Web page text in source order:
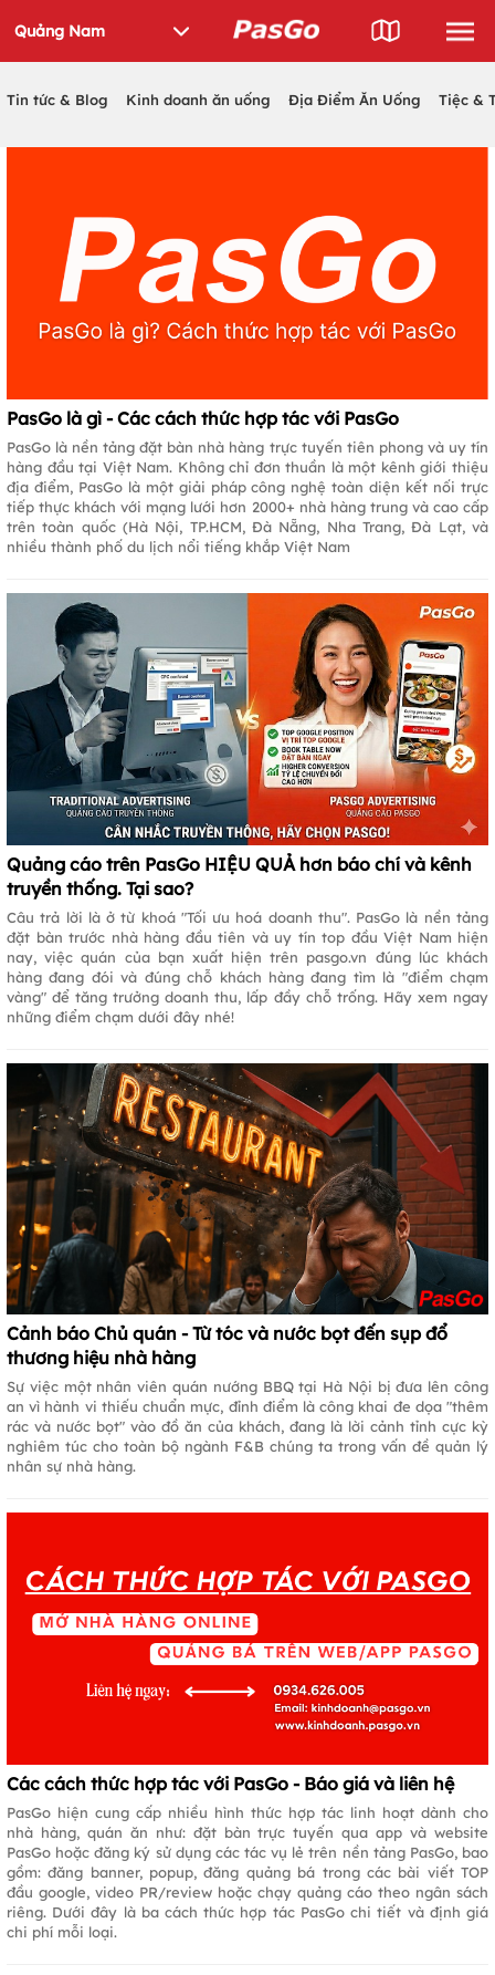
Tin tức & Blog Kinh doanh ăn uống Địa Điểm Ăn Uống Tiệc &
PasGo là gì - Các cách thức hợp tác với PasGo
PasGo là nền tảng đặt bàn nhà hàng trực tuyến tiên phong và uy tín
hàng đầu tại Việt Nam. Không chỉ đơn thuần là một kênh giới thiệu
địa điểm, PasGo là một giải pháp công nghệ toàn diện kết nối trực
tiếp thực khách với mạng lưới hơn 2000+ nhà hàng trung và cao cấp
trên toàn quốc (Hà Nội, TP.HCM, Đà Nẵng, Nha Trang, Đà Lạt, và
nhiều thành phố du lịch nổi tiếng khắp Việt Nam
Quảng cáo trên PasGo HIỆU QUẢ hơn báo chí và kênh
truyền thống. Tại sao?
Câu trả lời là ở từ khoá "Tối ưu hoá doanh thu". PasGo là nền tảng
đặt bàn trước nhà hàng đầu tiên và uy tín top đầu Việt Nam hiện
nay, việc quán của bạn xuất hiện trên pasgo.vn đúng lúc khách
hàng đang đói và đúng chỗ khách hàng đang tìm là "điểm chạm
vàng" để tăng trưởng doanh thu, lấp đầy chỗ trống. Hãy xem ngay
những điểm chạm dưới đây nhé!
Cảnh báo Chủ quán - Từ tóc và nước bọt đến sụp đổ
thương hiệu nhà hàng
Sự việc một nhân viên quán nướng BBQ tại Hà Nội bị đưa lên công
an vì hành vi thiếu chuẩn mực, đỉnh điểm là công khai đe dọa "thêm
rác và nước bọt" vào đồ ăn của khách, đang là lời cảnh tỉnh cực kỳ
nghiêm túc cho toàn bộ ngành F&B chúng ta trong vấn đề quản lý
nhân sự nhà hàng.
Các cách thức hợp tác với PasGo - Báo giá và liên hệ
PasGo hiện cung cấp nhiều hình thức hợp tác linh hoạt dành cho
nhà hàng, quán ăn như: đặt bàn trực tuyến qua app và website
PasGo hoặc đăng ký sử dụng các tác vụ lẻ trên nền tảng PasGo, bao
gồm: đăng banner, popup, đăng quảng bá trong các bài viết TOP
đầu google, video PR/review hoặc chạy quảng cáo theo ngân sách
riêng. Dưới đây là ba cách thức hợp tác PasGo chi tiết và định giá
chi phí mỗi loại.